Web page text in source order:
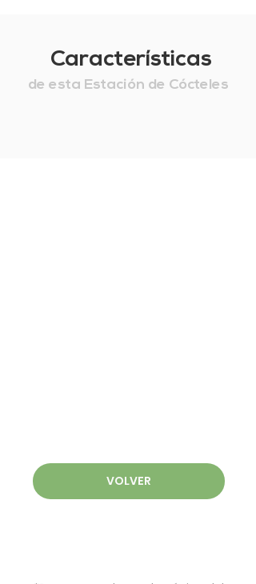
Características
de esta Estación de Cócteles
VOLVER